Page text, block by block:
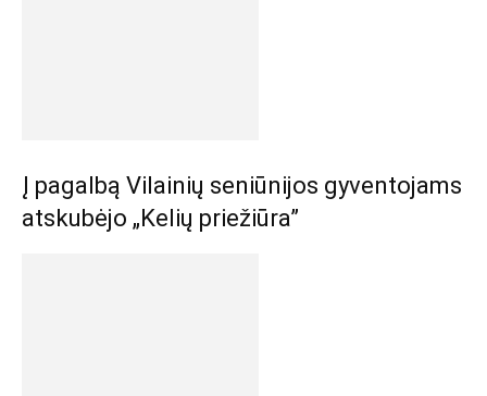
Į pagalbą Vilainių seniūnijos gyventojams
atskubėjo „Kelių priežiūra”